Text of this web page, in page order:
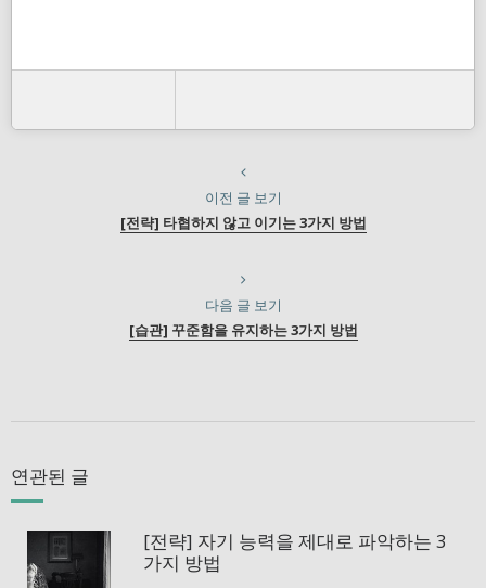
이전 글 보기
[전략] 타협하지 않고 이기는 3가지 방법
다음 글 보기
[습관] 꾸준함을 유지하는 3가지 방법
연관된 글
[전략] 자기 능력을 제대로 파악하는 3
가지 방법